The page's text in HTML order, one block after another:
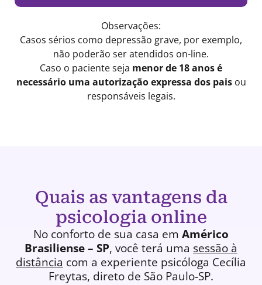
Observações:
Casos sérios como depressão grave, por exemplo,
não poderão ser atendidos on-line.
Caso o paciente seja menor de 18 anos é
necessário uma autorização expressa dos paisou
responsáveis legais.
Quais as vantagens da
psicologia online
No conforto de sua casa em Américo
Brasiliense – SP, você terá uma sessão à
distância com a experiente psicóloga Cecília
Freytas, direto de São Paulo-SP.